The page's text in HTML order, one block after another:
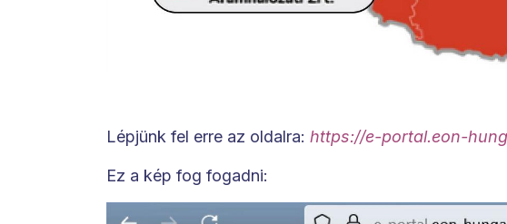
Lépjünk fel erre az oldalra: https://e-portal.eon-
Ez a kép fog fogadni: